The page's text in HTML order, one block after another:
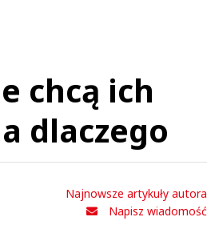
chcą ich
dlaczego
Najnowsze artykuły autora
Napisz wiadomość